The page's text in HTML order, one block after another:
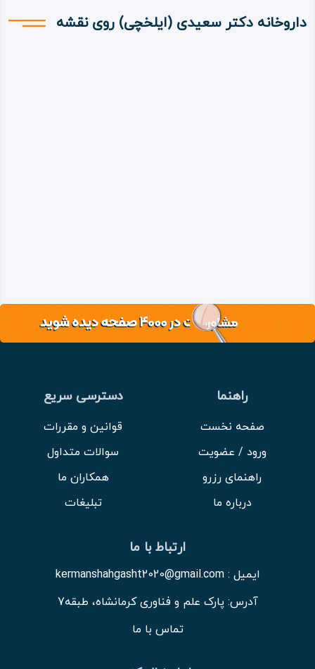
داروخانه دکتر سعیدی (ایلخچی) روی نقشه
راهنما
صفحه نخست
ورود / عضویت
راهنمای رزرو
درباره ما
دسترسی سریع
قوانین و مقررات
سوالات متداول
همکاران ما
تبلیغات
ارتباط با ما
ایمیل : kermanshahgasht2020@gmail.com
آدرس: پارک علم و فناوری کرمانشاه، طبقه7
تماس با ما